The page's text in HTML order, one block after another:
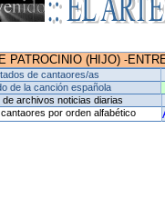
PATROCINIO (HIJO)-
de cantaores/as
de la canción española
de archivos noticias diarias
por orden alfabético